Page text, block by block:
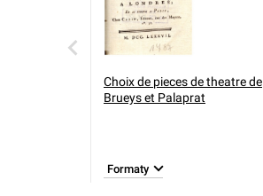
Choix de pieces de theatre de
Brueys et Palaprat
Formaty